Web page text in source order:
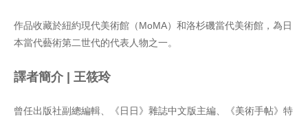
作品收藏於紐約現代美術館（MoMA）和洛杉磯當代美術館，為日
本當代藝術第二世代的代表人物之一。
譯者簡介 | 王筱玲
曾任出版社副總編輯、《日日》雜誌中文版主編、《美術手帖》特